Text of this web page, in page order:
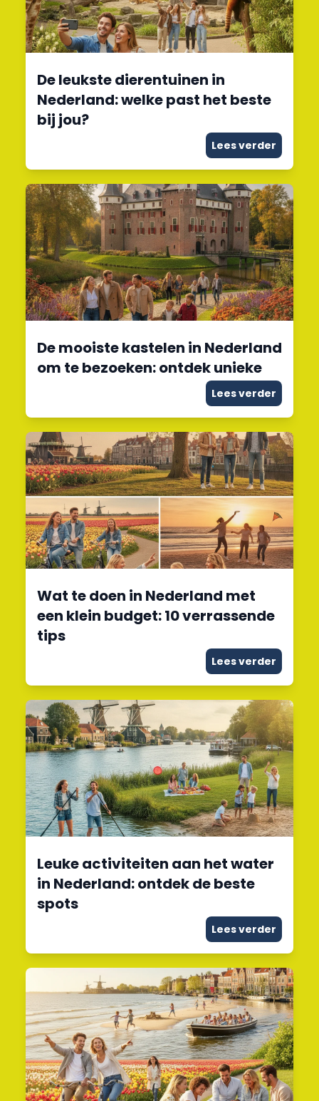
De leukste dierentuinen in
Nederland: welke past het beste
bij jou?
Lees verder
De mooiste kastelen in Nederland
om te bezoeken: ontdek unieke
Lees verder
Wat te doen in Nederland met
een klein budget: 10 verrassende
tips
Lees verder
Leuke activiteiten aan het water
in Nederland: ontdek de beste
spots
Lees verder